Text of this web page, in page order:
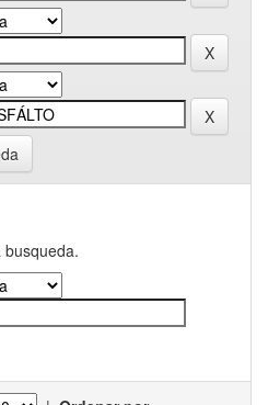
busqueda.